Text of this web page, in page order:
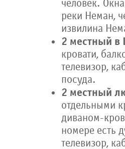
человек.
реки Неман,
извилина
2 местный в
кровати,
телевизор,
посуда.
2 местный
отдельными
диваном-
номере есть
телевизор,